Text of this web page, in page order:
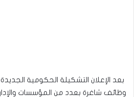
بعد الإعلان التشكيلة الحكومية
وظائف شاغرة بعدد من المؤسسات